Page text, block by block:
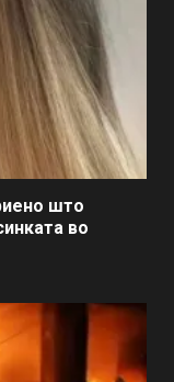
што
во